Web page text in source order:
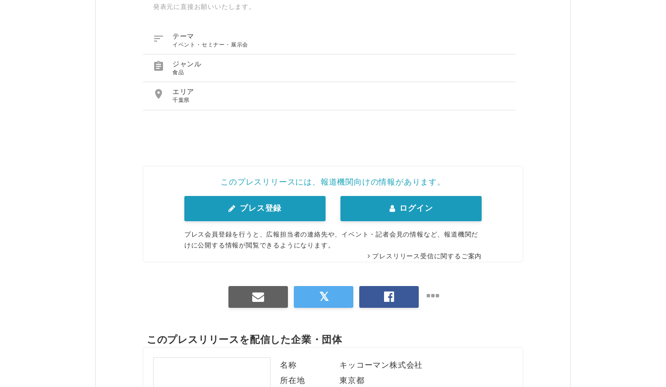
発表元に直接お願いいたします。
 テーマ
イベント・セミナー・展示会
 ジャンル
食品
 エリア
千葉県
このプレスリリースには、報道機関向けの情報があります。
プレス登録 ログイン
プレス会員登録を行うと、広報担当者の連絡先や、イベント・記者会見の情報など、報道機関だ
けに公開する情報が閲覧できるようになります。
プレスリリース受信に関するご案内
このプレスリリースを配信した企業・団体
名称
キッコーマン株式会社
所在地
東京都
English